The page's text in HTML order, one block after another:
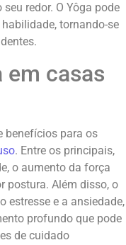
redor. O Yôga pode
tornando-se
em casas
benefícios para os
. Entre os principais,
o aumento da força
postura. Além disso, o
estresse e a ansiedade,
profundo que pode
de cuidado